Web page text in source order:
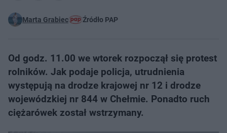
Marta Grabiec Źródło PAP
Od godz. 11.00 we wtorek rozpoczął się protest
rolników. Jak podaje policja, utrudnienia
występują na drodze krajowej nr 12 i drodze
wojewódzkiej nr 844 w Chełmie. Ponadto ruch
ciężarówek został wstrzymany.